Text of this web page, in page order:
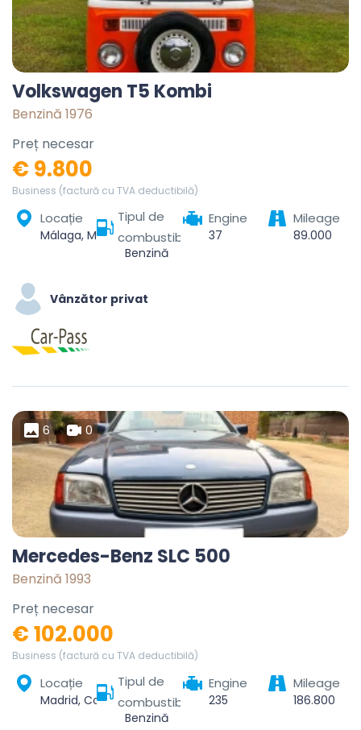
Volkswagen T5 Kombi
Benzină 1976
Preț necesar
€ 9.800
Business (factură cu TVA deductibilă)
Locație
Málaga, Málaga-Costa del Sol, Malaga, Andalusia, Spain
Tipul de
combustibil
Benzină
Engine
37
Mileage
89.000
Vânzător privat
6 0
Mercedes-Benz SLC 500
Benzină 1993
Preț necesar
€ 102.000
Business (factură cu TVA deductibilă)
Locație
Madrid, Community of Madrid, Spain
Tipul de
combustibil
Benzină
Engine
235
Mileage
186.800